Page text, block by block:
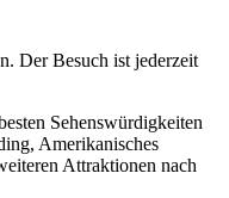
Der Besuch ist jederzeit
Sehenswürdigkeiten
Amerikanisches
Attraktionen nach